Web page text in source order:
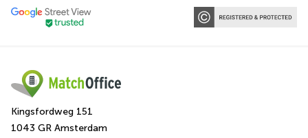
Kingsfordweg 151
1043 GR Amsterdam